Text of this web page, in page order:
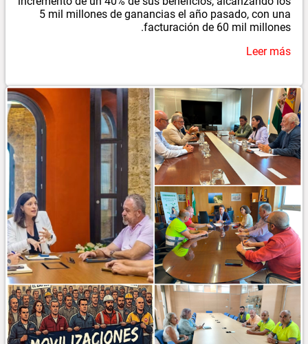
5 mil millones de ganancias el año pasado, con una
facturación de 60 mil millones.
Leer más